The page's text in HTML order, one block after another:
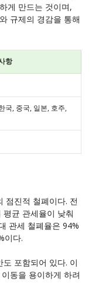
게 만드는 것이며,
규제의 경감을 통해
항
국, 중국, 일본, 호주,
점진적 철폐이다. 전
평균 관세율이 낮춰
관세 철폐율은 94%
이다.
도 포함되어 있다. 이
동을 용이하게 하려